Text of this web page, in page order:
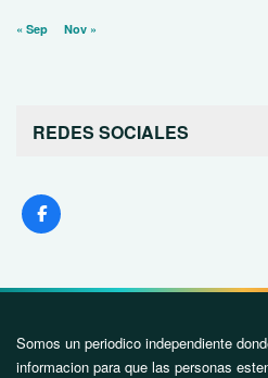
« Sep Nov »
REDES SOCIALES
Somos un periodico independiente
informacion para que las personas